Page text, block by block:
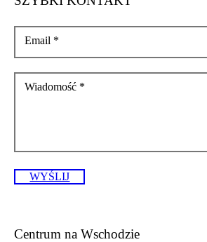
Email *
Wiadomość *
WYŚLIJ
Centrum na Wschodzie